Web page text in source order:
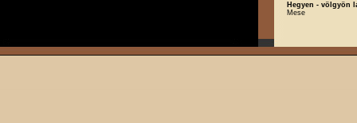
Hegyen - völgyön
Mese